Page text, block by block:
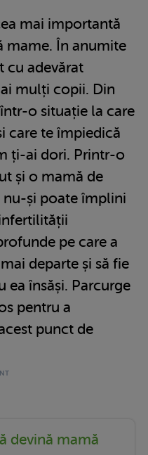
mai importantă
mame. În anumite
cu adevărat
mulți copii. Din
o situație la care
care te împiedică
ți-ai dori. Printr-o
și o mamă de
nu-și poate împlini
pe care a
departe și să fie
ea însăși. Parcurge
pentru a
punct de
devină mamă